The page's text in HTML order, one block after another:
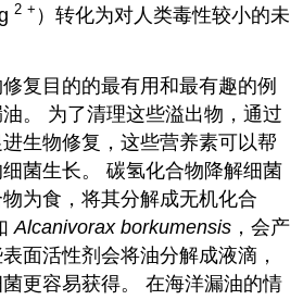
2 + ）转化为对人类毒性较小的未
复目的的最有用和最有趣的例
。 为了清理这些溢出物，通过
生物修复，这些营养素可以帮
菌生长。 碳氢化合物降解细菌
为食，将其分解成无机化合
Alcanivorax borkumensis ，会产
面活性剂会将油分解成液滴，
更容易获得。 在海洋漏油的情